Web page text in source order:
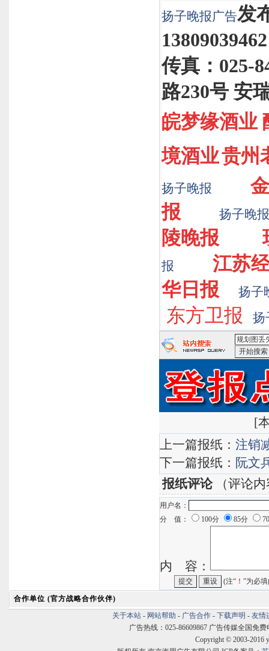
扬子晚报广告发
传真：025-
路230号 安
皖梦缘酒业
境酒业贵州
扬子晚报
报
扬子晚报
陵晚报
报
江苏
华日报
扬子
东方卫报 扬
搜索
[
上一篇报纸： 注销
下一篇报纸： 阮文
报纸评论（评论内
用户名：
分 值：
100分 85分
内 容：
(注“ ！ ”为必
合作单位 (官方战略合作伙伴)
关于本站 - 网站帮助 - 广告合作 - 下载声明 - 友情
广告热线：025-86609867 广告传媒全国免费
Copyright © 2003-2016